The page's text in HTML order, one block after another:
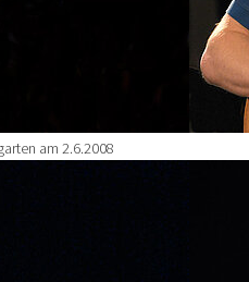
am 2.6.2008